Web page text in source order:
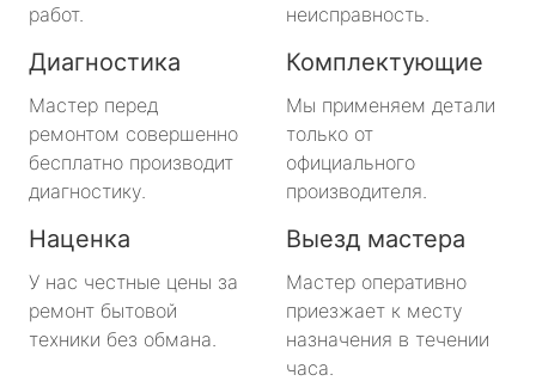
работ.
неисправность.
Диагностика
Мастер перед
ремонтом совершенно
бесплатно производит
диагностику.
Комплектующие
Мы применяем детали
только от
официального
производителя.
Наценка
У нас честные цены за
ремонт бытовой
техники без обмана.
Выезд мастера
Мастер оперативно
приезжает к месту
назначения в течении
часа.